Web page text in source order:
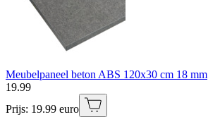
Meubelpaneel beton ABS 120x30 cm 18 mm
19.99
Prijs: 19.99 euro